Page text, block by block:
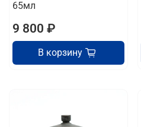
65мл
9 800 ₽
В корзину